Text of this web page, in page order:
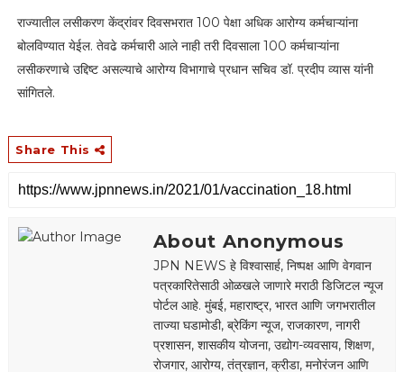
राज्यातील लसीकरण केंद्रांवर दिवसभरात 100 पेक्षा अधिक आरोग्य कर्मचाऱ्यांना
बोलविण्यात येईल. तेवढे कर्मचारी आले नाही तरी दिवसाला 100 कर्मचाऱ्यांना
लसीकरणाचे उद्दिष्ट असल्याचे आरोग्य ‍विभागाचे प्रधान सचिव डॉ. प्रदीप व्यास यांनी
सांगितले.
Share This
About Anonymous
JPN NEWS हे विश्वासार्ह, निष्पक्ष आणि वेगवान
पत्रकारितेसाठी ओळखले जाणारे मराठी डिजिटल न्यूज
पोर्टल आहे. मुंबई, महाराष्ट्र, भारत आणि जगभरातील
ताज्या घडामोडी, ब्रेकिंग न्यूज, राजकारण, नागरी
प्रशासन, शासकीय योजना, उद्योग-व्यवसाय, शिक्षण,
रोजगार, आरोग्य, तंत्रज्ञान, क्रीडा, मनोरंजन आणि